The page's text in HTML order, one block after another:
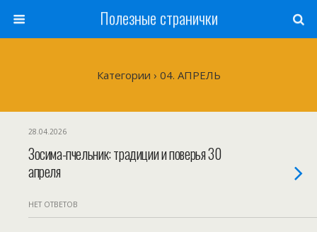
Полезные странички
Категории › 04. АПРЕЛЬ
28.04.2026
Зосима-пчельник: традиции и поверья 30
апреля
НЕТ ОТВЕТОВ